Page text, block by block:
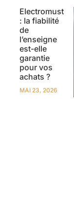
Electromust
: la fiabilité
de
l’enseigne
est-elle
garantie
pour vos
achats ?
MAI 23, 2026